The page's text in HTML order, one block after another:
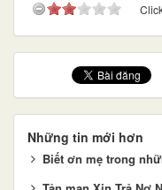
Những tin mới hơn
Biết ơn mẹ trong